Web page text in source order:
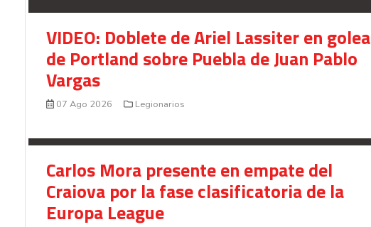
presunto fraude en bienes gananciales
Your Add Here !!
VIDEO: Doblete de Ariel Lassiter en
de Portland sobre Puebla de Juan Pablo
Vargas
07 Ago 2026 Legionarios
Carlos Mora presente en empate del
Craiova por la fase clasificatoria de la
Europa League